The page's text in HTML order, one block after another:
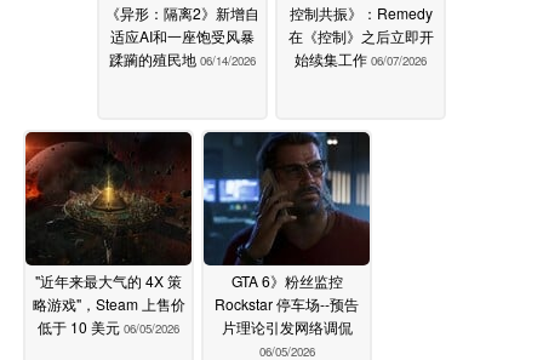
《异形：隔离2》新增自
适应AI和一座饱受风暴
蹂躏的殖民地 06/14/2026
控制共振》：Remedy
在《控制》之后立即开
始续集工作 06/07/2026
"近年来最大气的 4X 策
略游戏"，Steam 上售价
低于 10 美元 06/05/2026
GTA 6》粉丝监控
Rockstar 停车场--预告
片理论引发网络调侃
06/05/2026